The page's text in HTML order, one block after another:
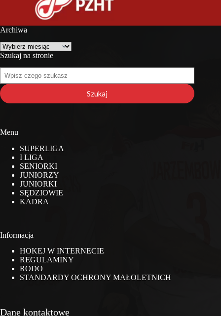
Archiwa
Archiwa
Szukaj na stronie
na
stronie
Szukaj
Menu
SUPERLIGA
I LIGA
SENIORKI
JUNIORZY
JUNIORKI
SĘDZIOWIE
KADRA
Informacja
HOKEJ W INTERNECIE
REGULAMINY
RODO
STANDARDY OCHRONY MAŁOLETNICH
Dane kontaktowe